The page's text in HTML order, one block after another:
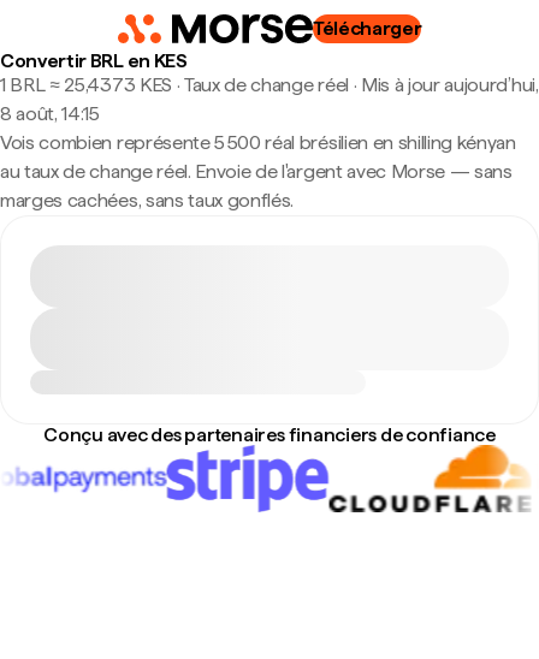
Télécharger
Convertir BRL en KES
1 BRL ≈ 25,4373 KES · Taux de change réel · Mis à jour aujourd’hui,
8 août, 14:15
Vois combien représente 5 500 réal brésilien en shilling kényan
au taux de change réel. Envoie de l'argent avec Morse — sans
marges cachées, sans taux gonflés.
Conçu avec des partenaires financiers de confiance